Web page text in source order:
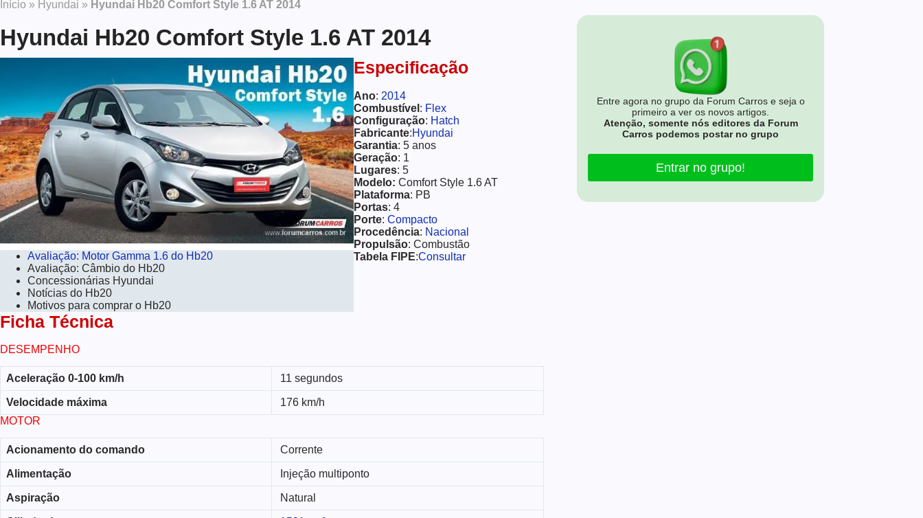
Início » Hyundai » Hyundai Hb20 Comfort Style 1.6 AT 2014
Hyundai Hb20 Comfort Style 1.6 AT 2014
Avaliação: Motor Gamma 1.6 do Hb20
Avaliação: Câmbio do Hb20
Concessionárias Hyundai
Notícias do Hb20
Motivos para comprar o Hb20
Especificação
Ano: 2014
Combustível : Flex
Configuração: Hatch
Fabricante:Hyundai
Garantia: 5 anos
Geração: 1
Lugares: 5
Modelo: Comfort Style 1.6 AT
Plataforma: PB
Portas: 4
Porte: Compacto
Procedência: Nacional
Propulsão: Combustão
Tabela FIPE:Consultar
Ficha Técnica
DESEMPENHO
Aceleração 0-100 km/h 11 segundos
Velocidade máxima
176 km/h
MOTOR
Acionamento do comando Corrente
Alimentação Injeção multiponto
Aspiração Natural
Entre agora no grupo da Forum Carros e seja o
primeiro a ver os novos artigos.
Atenção, somente nós editores da Forum
Carros podemos postar no grupo
Entrar no grupo!